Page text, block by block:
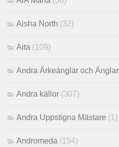
Aisha North (32)
Aita (109)
Andra Ärkeänglar och Änglar
Andra källor (307)
Andra Uppstigna Mästare (1)
Andromeda (154)